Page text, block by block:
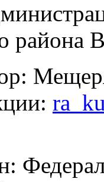
района